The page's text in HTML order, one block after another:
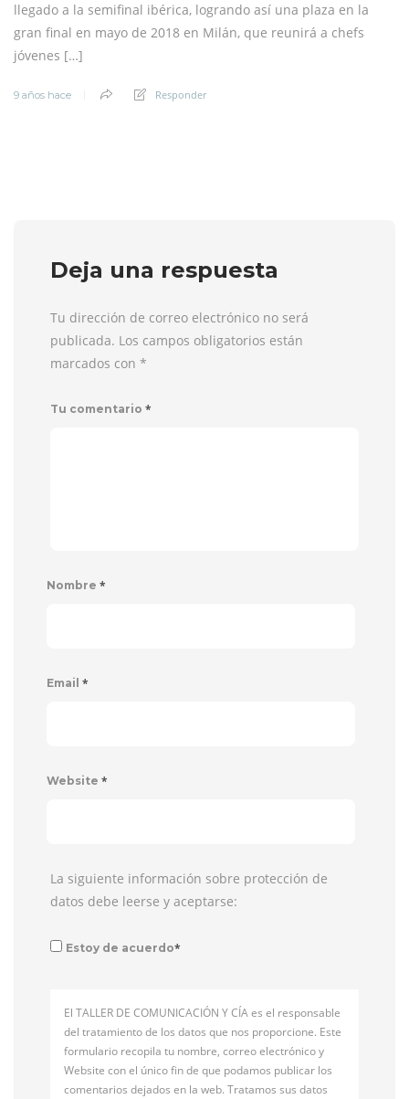
llegado a la semifinal ibérica, logrando así una plaza en la
gran final en mayo de 2018 en Milán, que reunirá a chefs
jóvenes […]
9 años hace Responder
Deja una respuesta
Tu dirección de correo electrónico no será
publicada. Los campos obligatorios están
marcados con *
Tu comentario *
Nombre *
Email *
Website *
La siguiente información sobre protección de
datos debe leerse y aceptarse:
Estoy de acuerdo*
El TALLER DE COMUNICACIÓN Y CÍA es el responsable
del tratamiento de los datos que nos proporcione. Este
formulario recopila tu nombre, correo electrónico y
Website con el único fin de que podamos publicar los
comentarios dejados en la web. Tratamos sus datos